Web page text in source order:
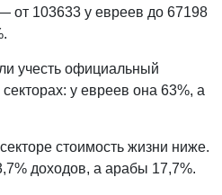
от 103633 у евреев до 67198
учесть официальный
у евреев она 63%, а
стоимость жизни ниже.
доходов, а арабы 17,7%.